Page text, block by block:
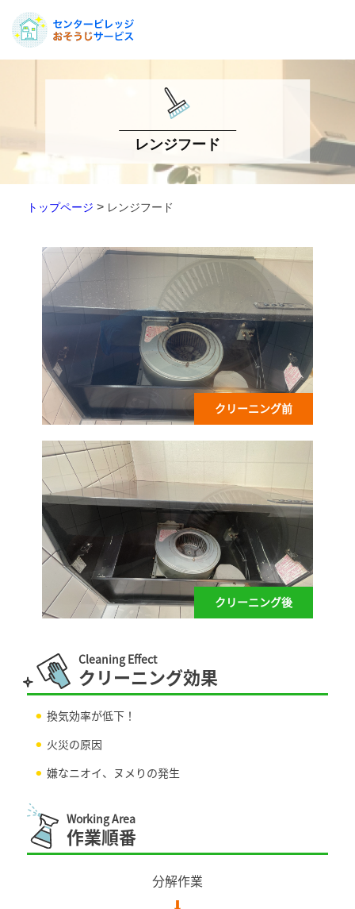
レンジフード
トップページ > レンジフード
クリーニング前
クリーニング後
Cleaning Effect
クリーニング効果
換気効率が低下！
火災の原因
嫌なニオイ、ヌメりの発生
Working Area
作業順番
分解作業